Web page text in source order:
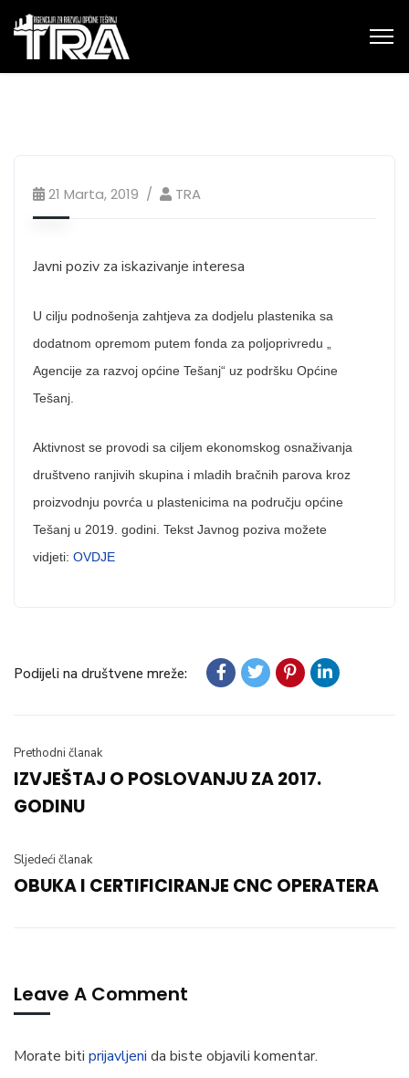
21 Marta, 2019 TRA
Javni poziv za iskazivanje interesa
U cilju podnošenja zahtjeva za dodjelu plastenika sa
dodatnom opremom putem fonda za poljoprivredu „
Agencije za razvoj općine Tešanj“ uz podršku Općine
Tešanj.
Aktivnost se provodi sa ciljem ekonomskog osnaživanja
društveno ranjivih skupina i mladih bračnih parova kroz
proizvodnju povrća u plastenicima na području općine
Tešanj u 2019. godini. Tekst Javnog poziva možete
vidjeti: OVDJE
Podijeli na društvene mreže:
Prethodni članak
IZVJEŠTAJ O POSLOVANJU ZA 2017.
GODINU
Sljedeći članak
OBUKA I CERTIFICIRANJE CNC OPERATERA
Leave A Comment
Morate biti prijavljeni da biste objavili komentar.